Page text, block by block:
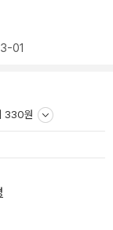
01
330원